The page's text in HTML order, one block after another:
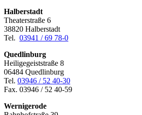
Halberstadt
Theaterstraße 6
38820 Halberstadt
Tel. 03941 / 69 78-0
Quedlinburg
Heiligegeiststraße 8
06484 Quedlinburg
Tel. 03946 / 52 40-30
Fax. 03946 / 52 40-59
Wernigerode